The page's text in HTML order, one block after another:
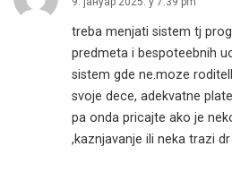
treba menjati sistem tj
predmeta i bespoteebnih
sistem gde ne.moze
svoje dece, adekvatne
pa onda pricajte ako je
,kaznjavanje ili neka trazi